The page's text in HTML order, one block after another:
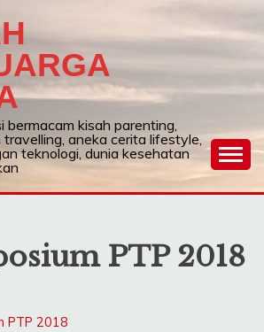
bermacam kisah parenting,
travelling, aneka cerita lifestyle,
teknologi, dunia kesehatan
PTP 2018
PTP 2018